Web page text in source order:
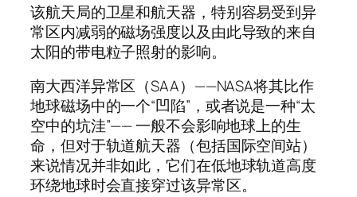
该航天局的卫星和航天器，特别容易受到异
常区内减弱的磁场强度以及由此导致的来自
太阳的带电粒子照射的影响。
南大西洋异常区（SAA）——NASA将其比作
地球磁场中的一个“凹陷”，或者说是一种“太
空中的坑洼”—— 一般不会影响地球上的生
命，但对于轨道航天器（包括国际空间站）
来说情况并非如此，它们在低地球轨道高度
环绕地球时会直接穿过该异常区。